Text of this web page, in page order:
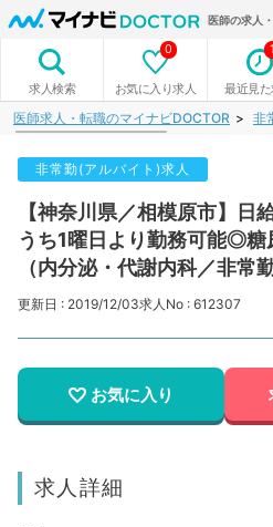
医師の求人
求人検索 お気に入り求人
0
最近見た
1
医師求人・転職のマイナビDOCTOR 非
非常勤(アルバイト)求人
【神奈川県／相模原市】日
うち1曜日より勤務可能◎糖
（内分泌・代謝内科／非常勤
更新日 : 2019/12/03求人No : 612307
お気に入り
求人詳細